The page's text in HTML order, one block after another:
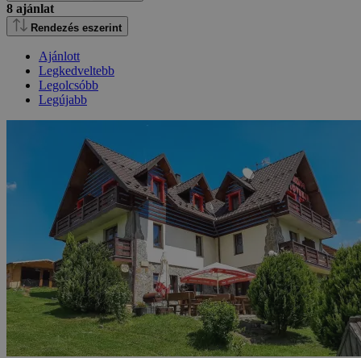
8 ajánlat
Rendezés eszerint
Ajánlott
Legkedveltebb
Legolcsóbb
Legújabb